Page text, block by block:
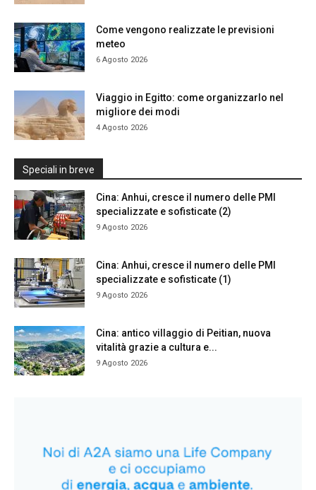
Come vengono realizzate le previsioni
meteo
6 Agosto 2026
Viaggio in Egitto: come organizzarlo nel
migliore dei modi
4 Agosto 2026
Speciali in breve
Cina: Anhui, cresce il numero delle PMI
specializzate e sofisticate (2)
9 Agosto 2026
Cina: Anhui, cresce il numero delle PMI
specializzate e sofisticate (1)
9 Agosto 2026
Cina: antico villaggio di Peitian, nuova
vitalità grazie a cultura e...
9 Agosto 2026